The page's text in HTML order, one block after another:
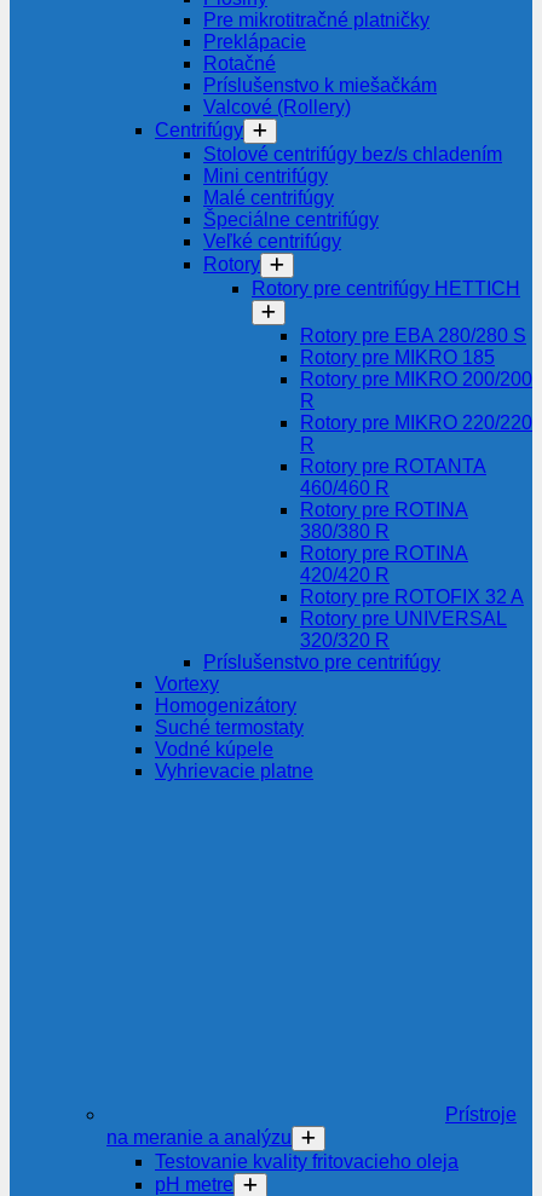
Pre mikrotitračné platničky
Preklápacie
Rotačné
Príslušenstvo k miešačkám
Valcové (Rollery)
Centrifúgy
Stolové centrifúgy bez/s chladením
Mini centrifúgy
Malé centrifúgy
Špeciálne centrifúgy
Veľké centrifúgy
Rotory
Rotory pre centrifúgy HETTICH
Rotory pre EBA 280/280 S
Rotory pre MIKRO 185
Rotory pre MIKRO 200/200
R
Rotory pre MIKRO 220/220
R
Rotory pre ROTANTA
460/460 R
Rotory pre ROTINA
380/380 R
Rotory pre ROTINA
420/420 R
Rotory pre ROTOFIX 32 A
Rotory pre UNIVERSAL
320/320 R
Príslušenstvo pre centrifúgy
Vortexy
Homogenizátory
Suché termostaty
Vodné kúpele
Vyhrievacie platne
Prístroje
na meranie a analýzu
Testovanie kvality fritovacieho oleja
pH metre